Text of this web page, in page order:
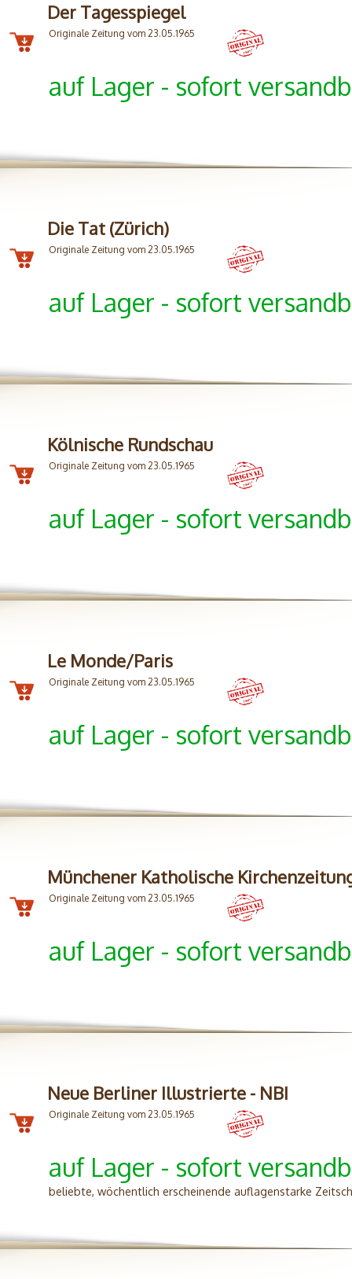
Der Tagesspiegel
Originale Zeitung vom 23.05.1965
auf Lager - sofort
Die Tat (Zürich)
Originale Zeitung vom 23.05.1965
auf Lager - sofort
Kölnische Rundschau
Originale Zeitung vom 23.05.1965
auf Lager - sofort
Le Monde/Paris
Originale Zeitung vom 23.05.1965
auf Lager - sofort
Münchener Katholische
Originale Zeitung vom 23.05.1965
auf Lager - sofort
Neue Berliner Illustrierte - NBI
Originale Zeitung vom 23.05.1965
auf Lager - sofort
beliebte, wöchentlich erscheinende auflagenstarke